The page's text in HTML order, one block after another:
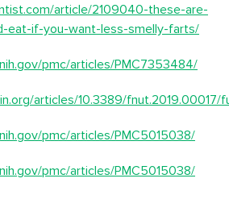
article/2109040-these-are-
eat-if-you-want-less-smelly-farts/
pmc/articles/PMC7353484/
articles/10.3389/fnut.2019.00017/
pmc/articles/PMC5015038/
pmc/articles/PMC5015038/